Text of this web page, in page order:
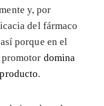
y, por
del fármaco
porque en el
domina
.